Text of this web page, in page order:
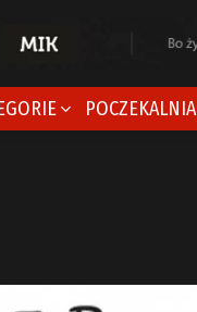
POCZEKALNIA